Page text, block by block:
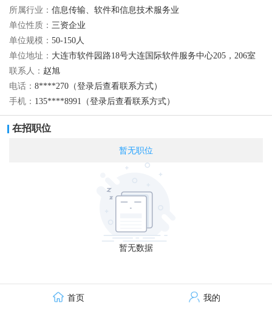
所属行业： 信息传输、软件和信息技术服务业
单位性质： 三资企业
单位规模： 50-150人
单位地址： 大连市软件园路18号大连国际软件服务中心205，206室
联系人： 赵旭
电话： 8****270（登录后查看联系方式）
手机： 135****8991（登录后查看联系方式）
在招职位
暂无职位
暂无数据
首页 我的